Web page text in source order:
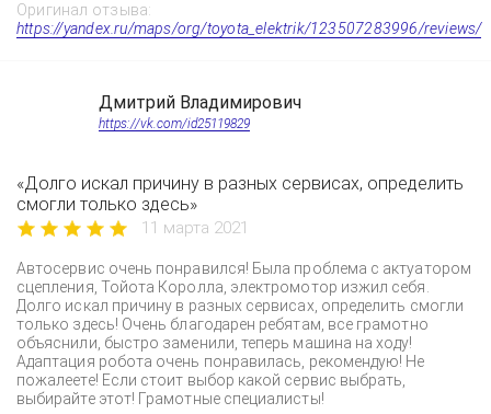
Оригинал отзыва:
https://yandex.ru/maps/org/toyota_elektrik/123507283996/reviews/
Дмитрий Владимирович
https://vk.com/id25119829
«Долго искал причину в разных сервисах, определить
смогли только здесь»
11 марта 2021
Автосервис очень понравился! Была проблема с актуатором
сцепления, Тойота Королла, электромотор изжил себя.
Долго искал причину в разных сервисах, определить смогли
только здесь! Очень благодарен ребятам, все грамотно
объяснили, быстро заменили, теперь машина на ходу!
Адаптация робота очень понравилась, рекомендую! Не
пожалеете! Если стоит выбор какой сервис выбрать,
выбирайте этот! Грамотные специалисты!